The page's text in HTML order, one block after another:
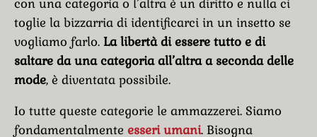
con una categoria o l’altra è un diritto e nulla ci
toglie la bizzarria di identificarci in un insetto se
vogliamo farlo. La libertà di essere tutto e di
saltare da una categoria all’altra a seconda delle
mode, è diventata possibile.
Io tutte queste categorie le ammazzerei. Siamo
fondamentalmente esseri umani. Bisogna